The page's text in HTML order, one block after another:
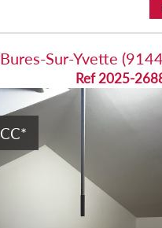
Sur-Yvette
Ref 2025-
CC*